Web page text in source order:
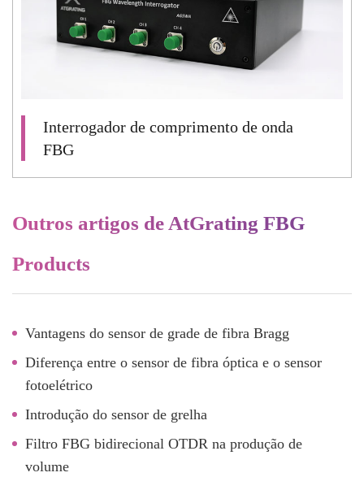
Interrogador de comprimento de onda
FBG
Outros artigos de AtGrating FBG
Products
Vantagens do sensor de grade de fibra Bragg
Diferença entre o sensor de fibra óptica e o sensor
fotoelétrico
Introdução do sensor de grelha
Filtro FBG bidirecional OTDR na produção de
volume